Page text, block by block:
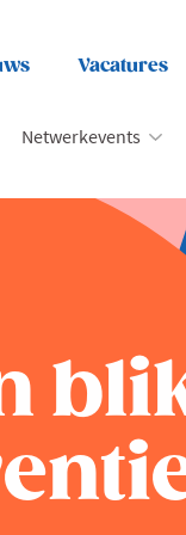
Vacatures
Netwerkevents